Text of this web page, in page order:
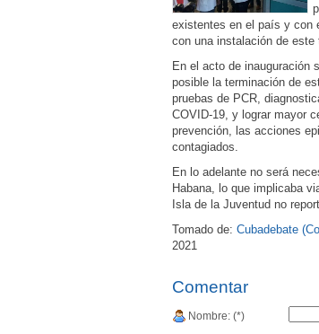
existentes en el país y con
con una instalación de este
En el acto de inauguración
posible la terminación de
pruebas de PCR,
COVID-19, y lograr mayor
prevención, las acciones
contagiados.
En lo adelante no será
Habana, lo que implicaba
Isla de la Juventud no
Tomado de: Cubadebate
2021
Comentar
Nombre: (*)